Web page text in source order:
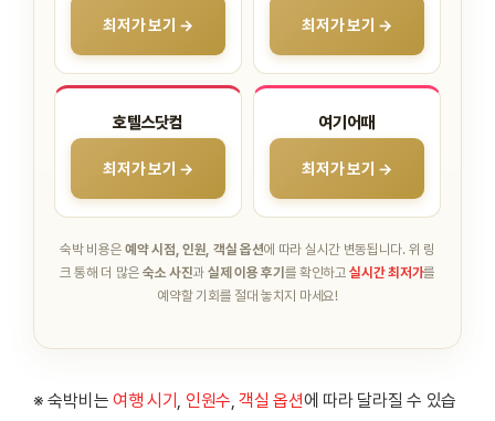
최저가 보기 → 최저가 보기 →
호텔스닷컴
최저가 보기 →
여기어때
최저가 보기 →
숙박 비용은예약 시점, 인원, 객실 옵션에 따라 실시간 변동됩니다. 위 링
크 통해 더 많은 숙소 사진과 실제 이용 후기 를 확인하고실시간 최저가를
예약할 기회를 절대 놓치지 마세요!
※ 숙박비는 여행 시기 인원수 객실 옵션에 따라 달라질 수 있습